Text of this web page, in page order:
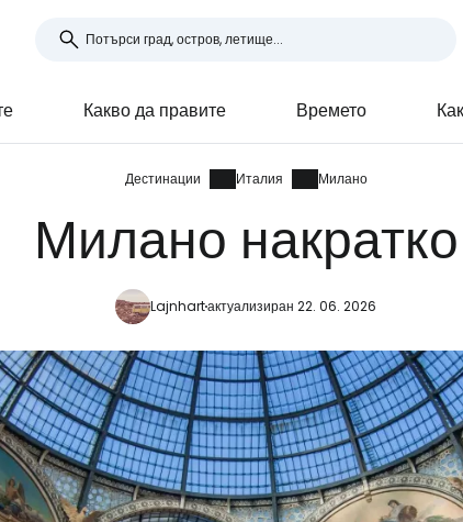
Какво да правите Времето
Дестинации Италия Милано
Милано накратко
Lajnhartактуализиран 22. 06. 2026